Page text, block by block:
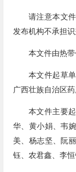
请注意本文
发布机构不承担识
本文件由热带
本文件起草
广西壮族自治区
本文件主要
华、黄小娟、韦
美、杨志坚、阮
钰、农君鑫、李恒